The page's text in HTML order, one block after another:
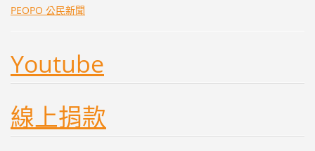
PEOPO 公民新聞
Youtube
線上捐款